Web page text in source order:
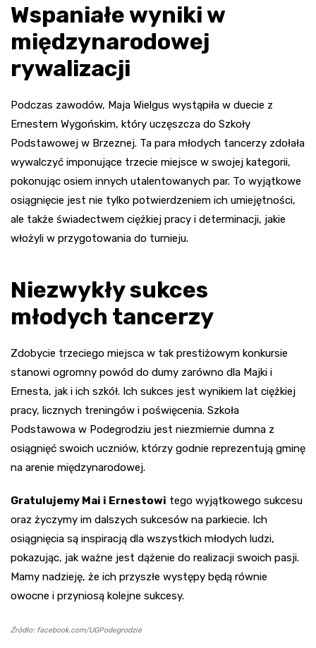
Wspaniałe wyniki w
międzynarodowej
rywalizacji
Podczas zawodów, Maja Wielgus wystąpiła w duecie z
Ernestem Wygońskim, który uczęszcza do Szkoły
Podstawowej w Brzeznej. Ta para młodych tancerzy zdołała
wywalczyć imponujące trzecie miejsce w swojej kategorii,
pokonując osiem innych utalentowanych par. To wyjątkowe
osiągnięcie jest nie tylko potwierdzeniem ich umiejętności,
ale także świadectwem ciężkiej pracy i determinacji, jakie
włożyli w przygotowania do turnieju.
Niezwykły sukces
młodych tancerzy
Zdobycie trzeciego miejsca w tak prestiżowym konkursie
stanowi ogromny powód do dumy zarówno dla Majki i
Ernesta, jak i ich szkół. Ich sukces jest wynikiem lat ciężkiej
pracy, licznych treningów i poświęcenia. Szkoła
Podstawowa w Podegrodziu jest niezmiernie dumna z
osiągnięć swoich uczniów, którzy godnie reprezentują gminę
na arenie międzynarodowej.
Gratulujemy Mai i Ernestowi tego wyjątkowego sukcesu
oraz życzymy im dalszych sukcesów na parkiecie. Ich
osiągnięcia są inspiracją dla wszystkich młodych ludzi,
pokazując, jak ważne jest dążenie do realizacji swoich pasji.
Mamy nadzieję, że ich przyszłe występy będą równie
owocne i przyniosą kolejne sukcesy.
Źródło: facebook.com/UGPodegrodzie